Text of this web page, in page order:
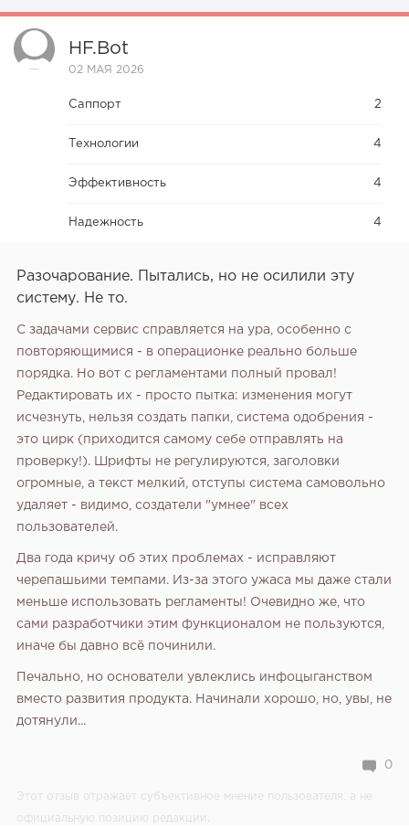
HF.bot
02 МАЯ 2026
Саппорт 2
Технологии 4
Эффективность 4
Надежность 4
Разочарование. Пытались, но не осилили эту
систему. Не то.
С задачами сервис справляется на ура, особенно с
повторяющимися - в операционке реально больше
порядка. Но вот с регламентами полный провал!
Редактировать их - просто пытка: изменения могут
исчезнуть, нельзя создать папки, система одобрения -
это цирк (приходится самому себе отправлять на
проверку!). Шрифты не регулируются, заголовки
огромные, а текст мелкий, отступы система самовольно
удаляет - видимо, создатели "умнее" всех
пользователей.
Два года кричу об этих проблемах - исправляют
черепашьими темпами. Из-за этого ужаса мы даже стали
меньше использовать регламенты! Очевидно же, что
сами разработчики этим функционалом не пользуются,
иначе бы давно всё починили.
Печально, но основатели увлеклись инфоцыганством
вместо развития продукта. Начинали хорошо, но, увы, не
дотянули...
0
Этот отзыв отражает субъективное мнение пользователя, а не
официальную позицию редакции.